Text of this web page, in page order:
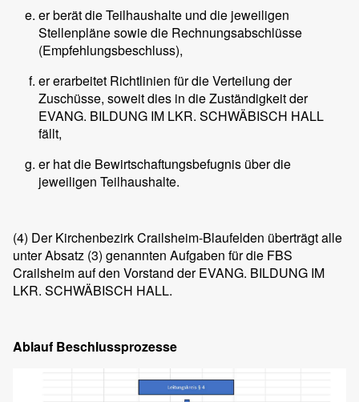
er berät die Teilhaushalte und die jeweiligen
Stellenpläne sowie die Rechnungsabschlüsse
(Empfehlungsbeschluss),
er erarbeitet Richtlinien für die Verteilung der
Zuschüsse, soweit dies in die Zuständigkeit der
EVANG. BILDUNG IM LKR. SCHWÄBISCH HALL
fällt,
er hat die Bewirtschaftungsbefugnis über die
jeweiligen Teilhaushalte.
(4) Der Kirchenbezirk Crailsheim-Blaufelden überträgt alle
unter Absatz (3) genannten Aufgaben für die FBS
Crailsheim auf den Vorstand der EVANG. BILDUNG IM
LKR. SCHWÄBISCH HALL.
Ablauf Beschlussprozesse